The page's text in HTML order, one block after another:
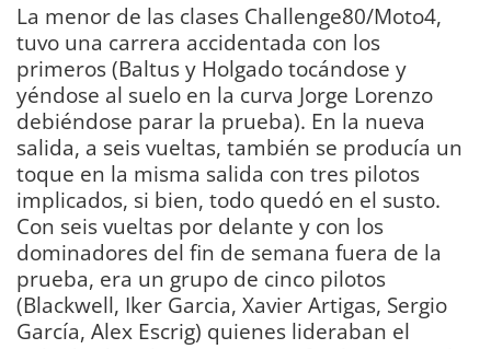
La menor de las clases Challenge80/Moto4,
tuvo una carrera accidentada con los
primeros (Baltus y Holgado tocándose y
yéndose al suelo en la curva Jorge Lorenzo
debiéndose parar la prueba). En la nueva
salida, a seis vueltas, también se producía un
toque en la misma salida con tres pilotos
implicados, si bien, todo quedó en el susto.
Con seis vueltas por delante y con los
dominadores del fin de semana fuera de la
prueba, era un grupo de cinco pilotos
(Blackwell, Iker Garcia, Xavier Artigas, Sergio
García, Alex Escrig) quienes lideraban el